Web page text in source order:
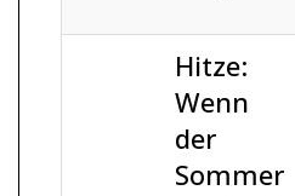
Hitze:
Wenn
der
Sommer